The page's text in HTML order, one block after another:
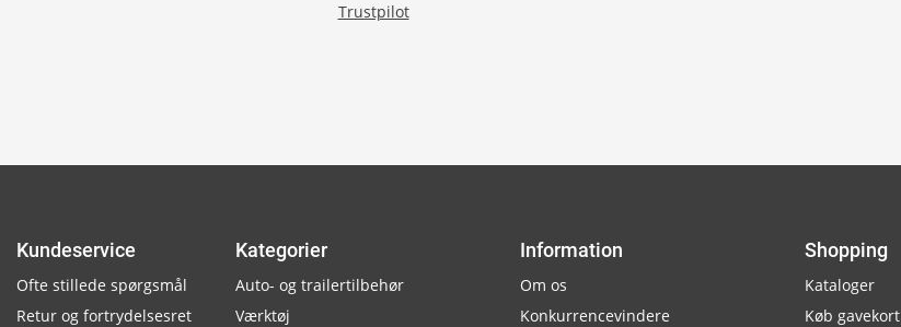
Trustpilot
Kundeservice
Ofte stillede spørgsmål
Retur og fortrydelsesret
Kategorier
Auto- og trailertilbehør
Værktøj
Information
Om os
Konkurrencevindere
Shopping
Kataloger
Køb gavekort